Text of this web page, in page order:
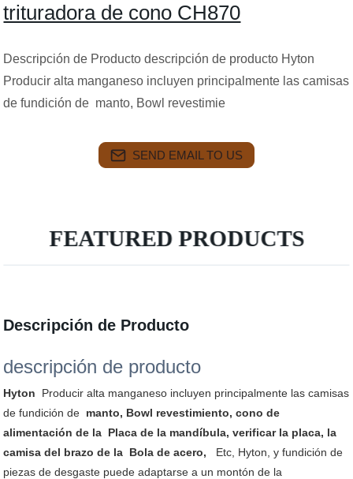
trituradora de cono CH870
Descripción de Producto descripción de producto Hyton
Producir alta manganeso incluyen principalmente las camisas
de fundición de manto, Bowl revestimie
SEND EMAIL TO US
FEATURED PRODUCTS
Descripción de Producto
descripción de producto
Hyton Producir alta manganeso incluyen principalmente las camisas
de fundición de manto, Bowl revestimiento, cono de
alimentación de la Placa de la mandíbula, verificar la placa, la
camisa del brazo de la Bola de acero,
Etc, Hyton, y fundición de
piezas de desgaste puede adaptarse a un montón de la